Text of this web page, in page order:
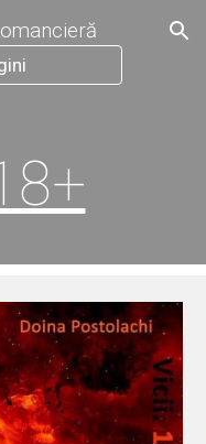
Skip to navigation